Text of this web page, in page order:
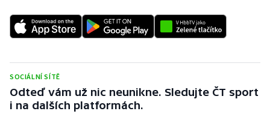
SOCIÁLNÍ SÍTĚ
Odteď vám už nic neunikne. Sledujte ČT sport
i na dalších platformách.